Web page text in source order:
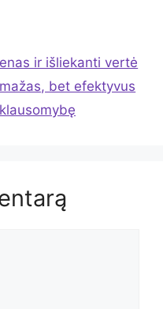
ir išliekanti vertė
bet efektyvus